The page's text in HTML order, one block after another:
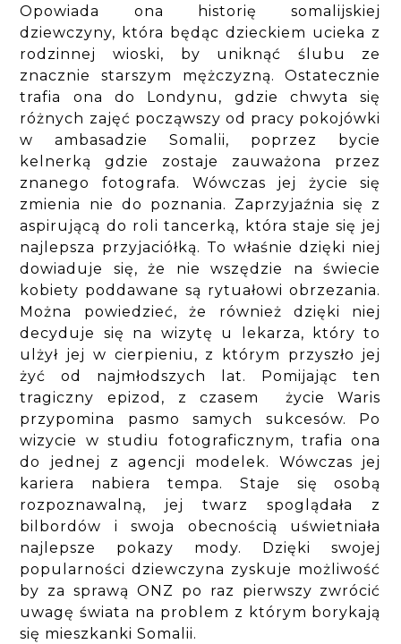
Opowiada ona historię somalijskiej
dziewczyny, która będąc dzieckiem ucieka z
rodzinnej wioski, by uniknąć ślubu ze
znacznie starszym mężczyzną. Ostatecznie
trafia ona do Londynu, gdzie chwyta się
różnych zajęć począwszy od pracy pokojówki
w ambasadzie Somalii, poprzez bycie
kelnerką gdzie zostaje zauważona przez
znanego fotografa. Wówczas jej życie się
zmienia nie do poznania. Zaprzyjaźnia się z
aspirującą do roli tancerką, która staje się jej
najlepsza przyjaciółką. To właśnie dzięki niej
dowiaduje się, że nie wszędzie na świecie
kobiety poddawane są rytuałowi obrzezania.
Można powiedzieć, że również dzięki niej
decyduje się na wizytę u lekarza, który to
ulżył jej w cierpieniu, z którym przyszło jej
żyć od najmłodszych lat. Pomijając ten
tragiczny epizod, z czasem życie Waris
przypomina pasmo samych sukcesów. Po
wizycie w studiu fotograficznym, trafia ona
do jednej z agencji modelek. Wówczas jej
kariera nabiera tempa. Staje się osobą
rozpoznawalną, jej twarz spoglądała z
bilbordów i swoja obecnością uświetniała
najlepsze pokazy mody. Dzięki swojej
popularności dziewczyna zyskuje możliwość
by za sprawą ONZ po raz pierwszy zwrócić
uwagę świata na problem z którym borykają
się mieszkanki Somalii.